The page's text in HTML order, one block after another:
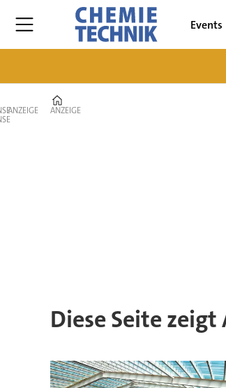
Events
ANZEIGE ANZEIGE
Diese Seite